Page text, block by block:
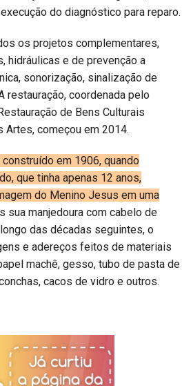
do diagnóstico para reparo.
os projetos complementares,
hidráulicas e de prevenção a
sonorização, sinalização de
restauração, coordenada pelo
de Bens Culturais
Artes, começou em 2014.
em 1906, quando
que tinha apenas 12 anos,
do Menino Jesus em uma
sua manjedoura com cabelo de
das décadas seguintes, o
e adereços feitos de materiais
machê, gesso, tubo de pasta de
cacos de vidro e outros.